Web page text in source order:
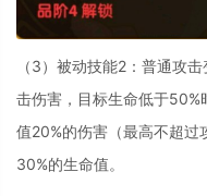
（3）被动技能2：普通攻
击伤害，目标生命低于50%
值20%的伤害（最高不超
30%的生命值。